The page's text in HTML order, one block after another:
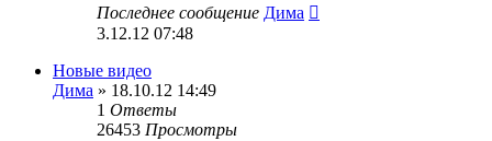
Последнее сообщение Дима
3.12.12 07:48
Новые видео
Дима » 18.10.12 14:49
1 Ответы
26453 Просмотры